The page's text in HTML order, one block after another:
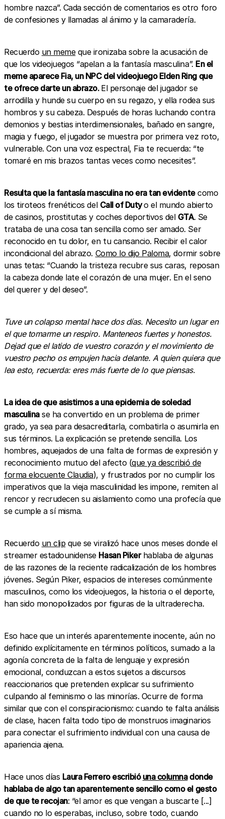
hombre nazca”. Cada sección de comentarios es otro foro
de confesiones y llamadas al ánimo y la camaradería.
Recuerdo un memeque ironizaba sobre la acusación de
que los videojuegos “apelan a la fantasía masculina”. En el
meme aparece Fia, un NPC del videojuego Elden Ring que
te ofrece darte un abrazo. El personaje del jugador se
arrodilla y hunde su cuerpo en su regazo, y ella rodea sus
hombros y su cabeza. Después de horas luchando contra
demonios y bestias interdimensionales, bañado en sangre,
magia y fuego, el jugador se muestra por primera vez roto,
vulnerable. Con una voz espectral, Fia te recuerda: “te
tomaré en mis brazos tantas veces como necesites”.
Resulta que la fantasía masculina no era tan evidentecomo
los tiroteos frenéticos del Call of Dutyo el mundo abierto
de casinos, prostitutas y coches deportivos del GTA. Se
trataba de una cosa tan sencilla como ser amado. Ser
reconocido en tu dolor, en tu cansancio. Recibir el calor
incondicional del abrazo. Como lo dijo Paloma, dormir sobre
unas tetas: “Cuando la tristeza recubre sus caras, reposan
la cabeza donde late el corazón de una mujer. En el seno
del querer y del deseo”.
Tuve un colapso mental hace dos días. Necesito un lugar en
el que tomarme un respiro. Manteneos fuertes y honestos.
Dejad que el latido de vuestro corazón y el movimiento de
vuestro pecho os empujen hacia delante. A quien quiera que
lea esto, recuerda: eres más fuerte de lo que piensas.
La idea de que asistimos a una epidemia de soledad
masculinase ha convertido en un problema de primer
grado, ya sea para desacreditarla, combatirla o asumirla en
sus términos. La explicación se pretende sencilla. Los
hombres, aquejados de una falta de formas de expresión y
reconocimiento mutuo del afecto (que ya describió de
forma elocuente Claudia), y frustrados por no cumplir los
imperativos que la vieja masculinidad les impone, remiten al
rencor y recrudecen su aislamiento como una profecía que
se cumple a sí misma.
Recuerdo un clip que se viralizó hace unos meses donde el
streamer estadounidense Hasan Pikerhablaba de algunas
de las razones de la reciente radicalización de los hombres
jóvenes. Según Piker, espacios de intereses comúnmente
masculinos, como los videojuegos, la historia o el deporte,
han sido monopolizados por figuras de la ultraderecha.
Eso hace que un interés aparentemente inocente, aún no
definido explícitamente en términos políticos, sumado a la
agonía concreta de la falta de lenguaje y expresión
emocional, conduzcan a estos sujetos a discursos
reaccionarios que pretenden explicar su sufrimiento
culpando al feminismo o las minorías. Ocurre de forma
similar que con el conspiracionismo: cuando te falta análisis
de clase, hacen falta todo tipo de monstruos imaginarios
para conectar el sufrimiento individual con una causa de
apariencia ajena.
Hace unos días Laura Ferrero escribió una columnadonde
hablaba de algo tan aparentemente sencillo como el gesto
de que te recojan: “el amor es que vengan a buscarte [...]
cuando no lo esperabas, incluso, sobre todo, cuando